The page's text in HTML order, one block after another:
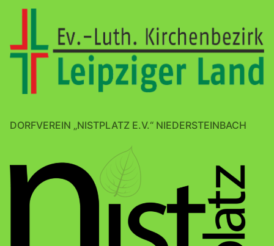
DORFVEREIN „NISTPLATZ E.V.“ NIEDERSTEINBACH